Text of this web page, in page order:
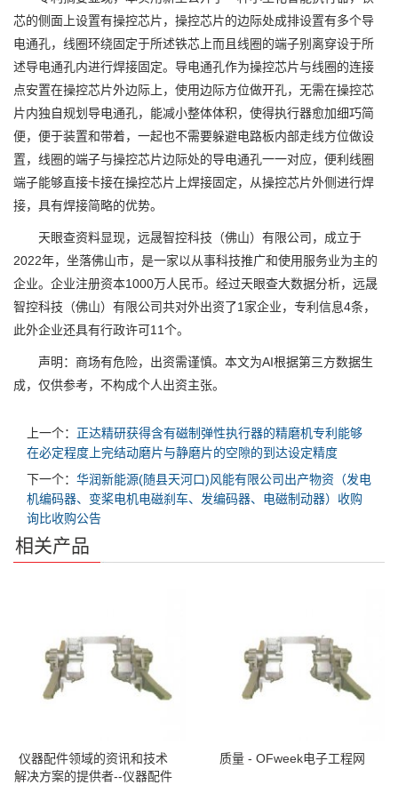
芯的侧面上设置有操控芯片，操控芯片的边际处成排设置有多个导
电通孔，线圈环绕固定于所述铁芯上而且线圈的端子别离穿设于所
述导电通孔内进行焊接固定。导电通孔作为操控芯片与线圈的连接
点安置在操控芯片外边际上，使用边际方位做开孔，无需在操控芯
片内独自规划导电通孔，能减小整体体积，使得执行器愈加细巧简
便，便于装置和带着，一起也不需要躲避电路板内部走线方位做设
置，线圈的端子与操控芯片边际处的导电通孔一一对应，便利线圈
端子能够直接卡接在操控芯片上焊接固定，从操控芯片外侧进行焊
接，具有焊接简略的优势。
天眼查资料显现，远晟智控科技（佛山）有限公司，成立于
2022年，坐落佛山市，是一家以从事科技推广和使用服务业为主的
企业。企业注册资本1000万人民币。经过天眼查大数据分析，远晟
智控科技（佛山）有限公司共对外出资了1家企业，专利信息4条，
此外企业还具有行政许可11个。
声明：商场有危险，出资需谨慎。本文为AI根据第三方数据生
成，仅供参考，不构成个人出资主张。
上一个： 正达精研获得含有磁制弹性执行器的精磨机专利能够
在必定程度上完结动磨片与静磨片的空隙的到达设定精度
下一个： 华润新能源(随县天河口)风能有限公司出产物资（发电
机编码器、变桨电机电磁刹车、发编码器、电磁制动器）收购
询比收购公告
相关产品
仪器配件领域的资讯和技术
解决方案的提供者--仪器配件
质量 - OFweek电子工程网